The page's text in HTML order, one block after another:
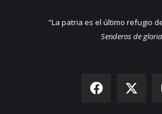
"La patria es el último refugio
Senderos de gloria